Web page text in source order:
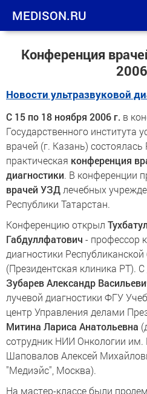
MEDISON.RU
Конференция
2006
Новости ультразвуковой
С 15 по 18 ноября 2006 г. в
Государственного института
врачей (г. Казань)
практическая конференция
диагностики. В конференции
врачей УЗД лечебных
Республики Татарстан.
Конференцию открыл
Габдуллфатович - профессор
диагностики
(Президентская клиника РТ).
Зубарев Александр
лучевой диагностики ФГУ
центр Управления делами
Митина Лариса Анатольевна
сотрудник НИИ Онкологии им.
Шаповалов Алексей
"Медиэйс", Москва).
На мастер-классе были